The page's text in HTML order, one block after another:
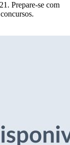
Prepare-se com